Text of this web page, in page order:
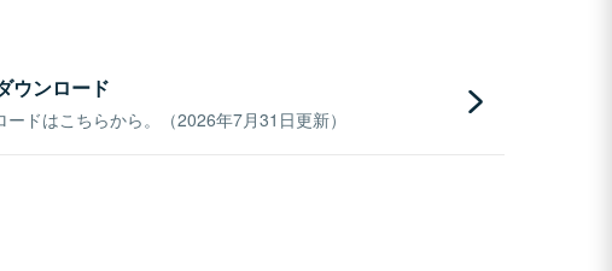
ウンロード
ドはこちらから。（2026年7月31日更新）